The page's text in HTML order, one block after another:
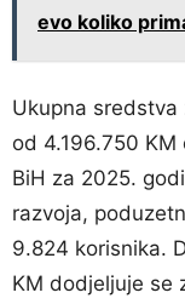
evo koliko
Ukupna sredstva
od 4.196.750
BiH za 2025.
razvoja,
9.824 korisnika.
KM dodjeljuje se